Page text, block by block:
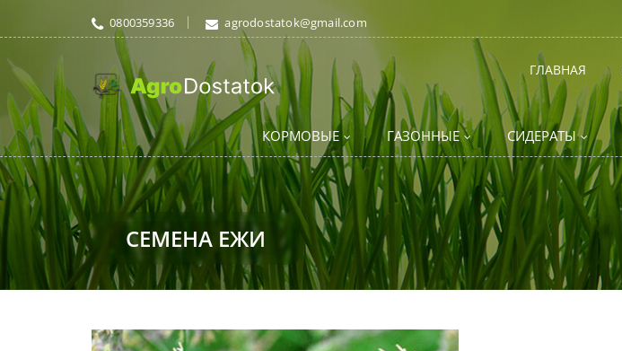
0800359336 agrodostatok@gmail.com
ГЛАВНАЯ
КОРМОВЫЕ ГАЗОННЫЕ СИДЕРАТЫ
СЕМЕНА ЕЖИ